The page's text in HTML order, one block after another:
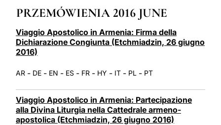
POLSKI
العربيّة
中文
PRZEMÓWIENIA 2016 JUNE
Viaggio Apostolico in Armenia: Firma della
Dichiarazione Congiunta (Etchmiadzin, 26 giugno
2016)
AR - DE - EN - ES - FR - HY - IT - PL - PT
Viaggio Apostolico in Armenia: Partecipazione
alla Divina Liturgia nella Cattedrale armeno-
apostolica (Etchmiadzin, 26 giugno 2016)